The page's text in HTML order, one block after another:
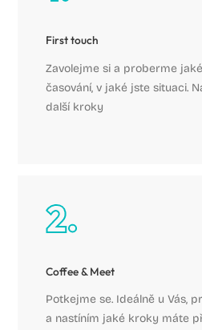
First touch
Zavolejme si a proberme
časování, v jaké jste situaci.
další kroky
Coffee & Meet
Potkejme se. Ideálně u Vás,
a nastíním jaké kroky máte